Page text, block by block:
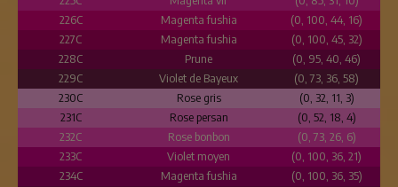
226C
Magenta fushia
(0, 100, 44, 16)
227C
Magenta fushia
(0, 100, 45, 32)
228C
Prune
(0, 95, 40, 46)
229C
Violet de Bayeux
(0, 73, 36, 58)
230C
Rose gris
(0, 32, 11, 3)
231C
Rose persan
(0, 52, 18, 4)
232C
Rose bonbon
(0, 73, 26, 6)
233C
Violet moyen
(0, 100, 36, 21)
234C
Magenta fushia
(0, 100, 36, 35)